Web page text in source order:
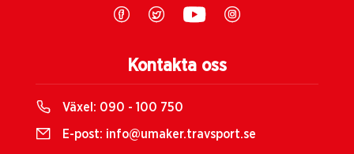
Kontakta oss
Växel: 090 - 100 750
E-post: info@umaker.travsport.se